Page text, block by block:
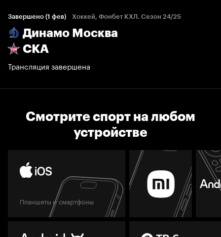
Завершено (1 фев) Хоккей, Фонбет КХЛ. Сезон 24/25
Динамо Москва
СКА
Трансляция завершена
Смотрите спорт на любом
устройстве
Планшеты и смартфоны